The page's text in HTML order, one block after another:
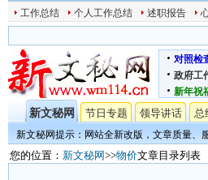
工作总结 个人工作总结 述职报告
对照检
政府工
新年祝
新文秘网 节日专题 领导讲话 总
新文秘网提示：网站全新改版，文章质量、
您的位置： 新文秘网>>物价文章目录列表